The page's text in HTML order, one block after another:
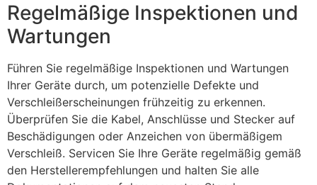
Regelmäßige Inspektionen und
Wartungen
Führen Sie regelmäßige Inspektionen und Wartungen
Ihrer Geräte durch, um potenzielle Defekte und
Verschleißerscheinungen frühzeitig zu erkennen.
Überprüfen Sie die Kabel, Anschlüsse und Stecker auf
Beschädigungen oder Anzeichen von übermäßigem
Verschleiß. Servicen Sie Ihre Geräte regelmäßig gemäß
den Herstellerempfehlungen und halten Sie alle